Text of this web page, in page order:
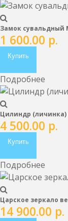
Замок сувальдный
1 600.00 р.
Купить
Подробнее
Цилиндр (личинка)
4 500.00 р.
Купить
Подробнее
Царское зеркало
14 900.00 р.